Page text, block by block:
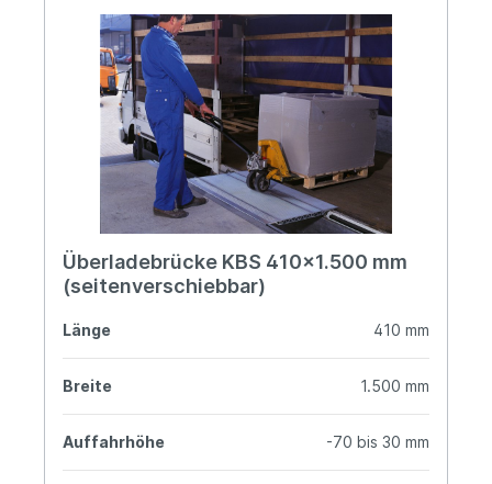
Überladebrücke KBS 410x1.500 mm
(seitenverschiebbar)
Länge 410 mm
Breite 1.500 mm
Auffahrhöhe -70 bis 30 mm